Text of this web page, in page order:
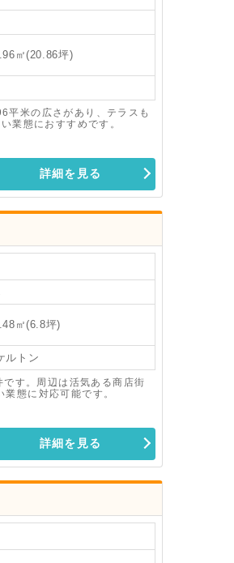
㎡(20.86坪)
平米の広さがあり、テラスも
業態におすすめです。
詳細を見る
㎡(6.8坪)
ルトン
す。周辺は活気ある商店街
態に対応可能です。
詳細を見る